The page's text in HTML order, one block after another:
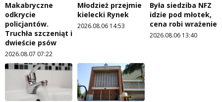
Makabryczne
odkrycie
policjantów.
Truchła szczeniąt i
dwieście psów
2026.08.07 07:22
Młodzież przejmie
kielecki Rynek
2026.08.06 14:53
Była siedziba NFZ
idzie pod młotek,
cena robi wrażenie
2026.08.06 13:40